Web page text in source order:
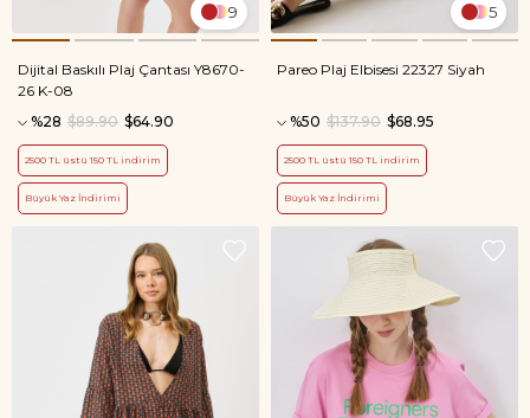
9
Dijital Baskılı Plaj Çantası Y8670-
26 K-08
%28
$64.90
$89.90
2500 TL üstü 150 TL indirim
Büyük Yaz İndirimi
5
Pareo Plaj Elbisesi 22327 Siyah
%50 $68.95
$137.90
2500 TL üstü 150 TL indirim
Büyük Yaz İndirimi